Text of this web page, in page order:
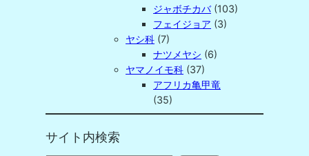
ジャボチカバ(103)
フェイジョア (3)
ヤシ科 (7)
ナツメヤシ (6)
ヤマノイモ科 (37)
アフリカ亀甲竜
(35)
サイト内検索